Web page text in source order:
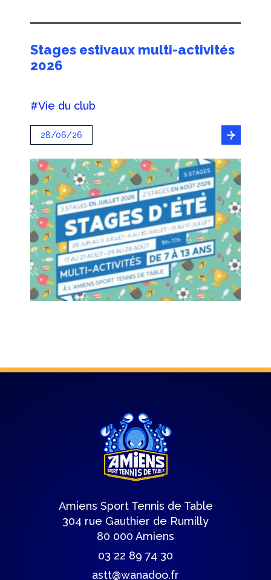
Stages estivaux multi-activités
2026
#Vie du club
28/06/26
Amiens Sport Tennis de Table
304 rue Gauthier de Rumilly
80 000 Amiens
03 22 89 74 30
astt@wanadoo.fr